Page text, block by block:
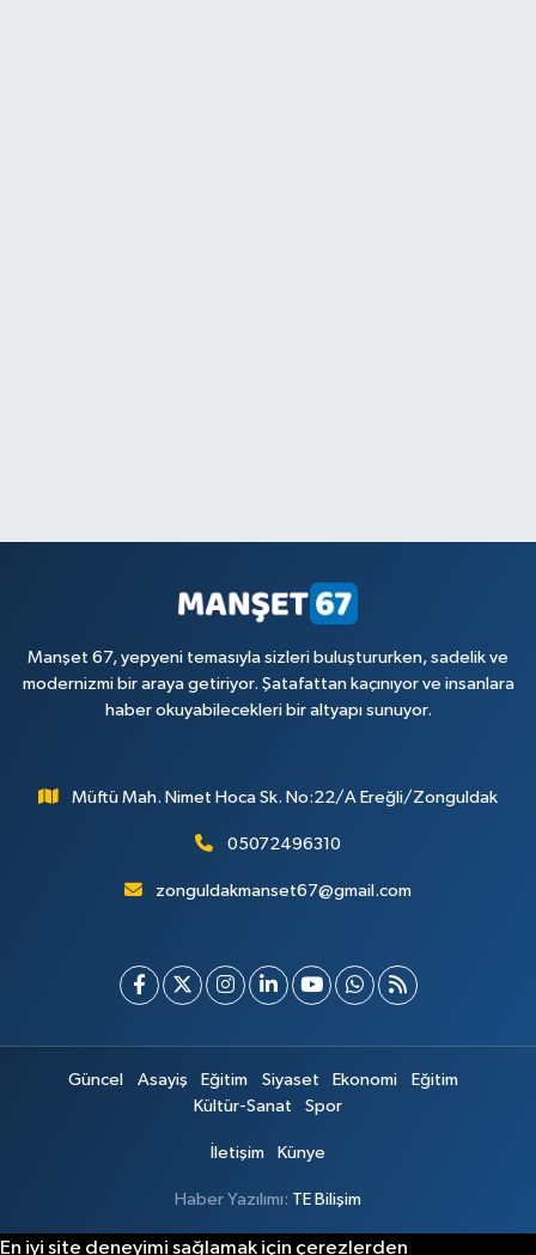
Manşet 67, yepyeni temasıyla sizleri buluştururken, sadelik ve
modernizmi bir araya getiriyor. Şatafattan kaçınıyor ve insanlara
haber okuyabilecekleri bir altyapı sunuyor.
Müftü Mah. Nimet Hoca Sk. No:22/A Ereğli/Zonguldak
05072496310
zonguldakmanset67@gmail.com
Güncel Asayiş Eğitim Siyaset Ekonomi
Eğitim
Kültür-Sanat
Spor
İletişim Künye
Haber Yazılımı: TE Bilişim
En iyi site deneyimi sağlamak için çerezlerden